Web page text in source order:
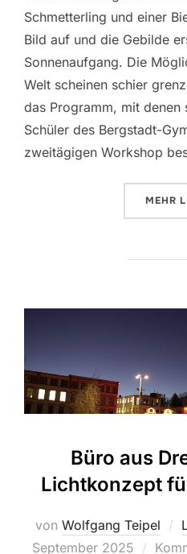
Schmetterling und einer
Bild auf und die Gebilde
Sonnenaufgang. Die
Welt scheinen schier
das Programm, mit
Schüler des Bergstadt-
zweitägigen Workshop
MEHR
Büro aus
Lichtkonzept
von Wolfgang Teipel
September 2025